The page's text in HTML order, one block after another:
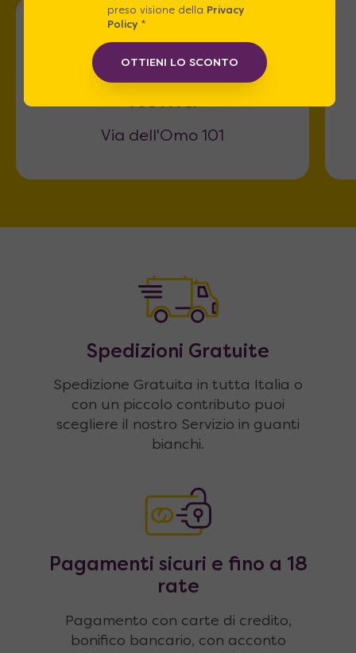
Roma
Via dell'Omo 101
Spedizioni Gratuite
Spedizione Gratuita in tutta Italia o
con un piccolo contributo puoi
scegliere il nostro Servizio in guanti
bianchi.
Pagamenti sicuri e fino a 18
rate
Pagamento con carte di credito,
bonifico bancario, con acconto
preso visione della
Privacy
Policy*
OTTIENI LO SCONTO